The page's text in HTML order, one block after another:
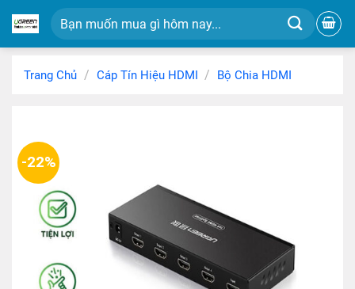
đến
nội
dung
Tìm
kiếm:
Trang Chủ / Cáp Tín Hiệu HDMI / Bộ Chia HDMI
-22%